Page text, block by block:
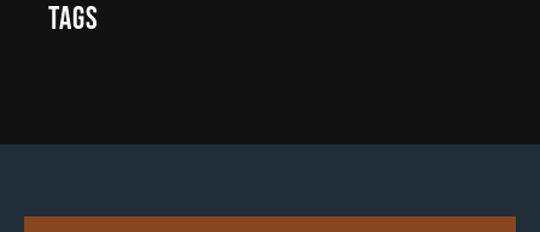
Tags